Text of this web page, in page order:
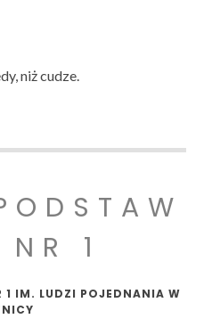
niż cudze.
1
1 IM. LUDZI POJEDNANIA W